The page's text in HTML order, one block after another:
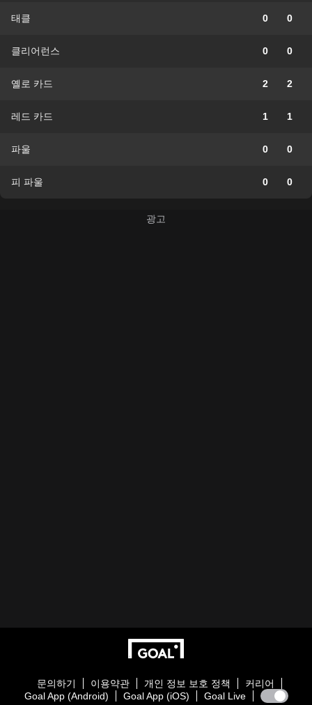
태클 0 0
클리어런스 0 0
옐로 카드 2 2
레드 카드 1 1
파울 0 0
피 파울 0 0
문의하기 이용약관 개인 정보 보호 정책
커리어
Goal App (Android)
Goal App (iOS) Goal Live